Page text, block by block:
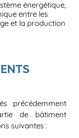
énergétique,
entre les
et la production
précédemment
de bâtiment
suivantes :